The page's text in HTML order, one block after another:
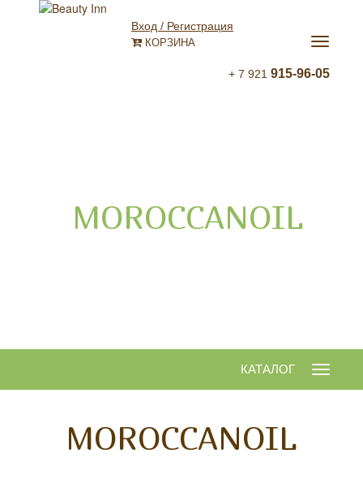
Вход / Регистрация
КОРЗИНА
Открыть
+ 7 921 915-96-05
MOROCCANOIL
Открыть
КАТАЛОГ
MOROCCANOIL